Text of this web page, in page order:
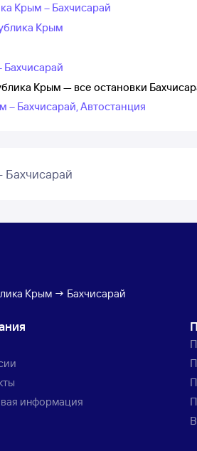
Крым – Бахчисарай
Крым
Крым — все остановки
– Бахчисарай, Автостанция
Бахчисарай
Крым → Бахчисарай
информация